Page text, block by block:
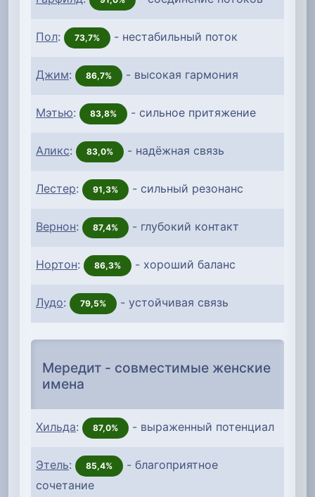
Пол: 73,7% - нестабильный поток
Джим: 86,7% - высокая гармония
Мэтью: 83,8% - сильное притяжение
Аликс: 83,0% - надёжная связь
Лестер: 91,3% - сильный резонанс
Вернон: 87,4% - глубокий контакт
Нортон: 86,3% - хороший баланс
Лудо: 79,5% - устойчивая связь
Мередит - совместимые женские
имена
Хильда: 87,0% - выраженный потенциал
Этель: 85,4%
- благоприятное
сочетание